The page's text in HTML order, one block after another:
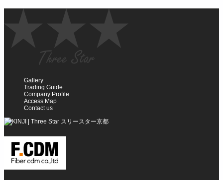
Gallery
Trading Guide
Company Profile
Access Map
Contact us